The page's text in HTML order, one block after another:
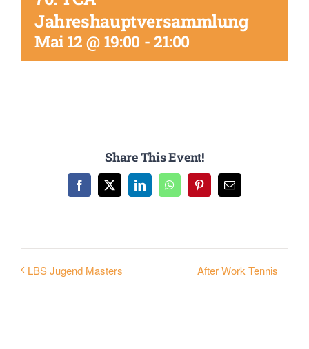
Jahreshauptversammlung
Mai 12 @ 19:00 - 21:00
Share This Event!
Facebook
X LinkedInWhatsAppPinterest
E-
Mail
LBS Jugend Masters After Work Tennis